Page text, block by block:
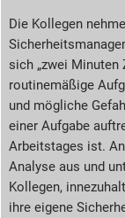
Die Kollegen
sich „zwei Minuten
routinemäßige
und mögliche
einer Aufgabe
Arbeitstages ist.
Analyse aus und
Kollegen,
ihre eigene